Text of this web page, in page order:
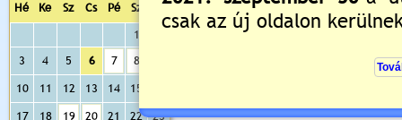
Hé Ke Sz Cs Pé Sz
Va
1
3
4 5 6 7 8
10 11 12 13 14 15
17 18 19 20 21 22
23